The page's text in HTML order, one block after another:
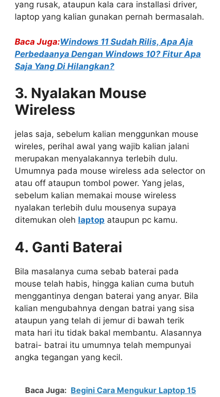
yang rusak, ataupun kala cara installasi driver,
laptop yang kalian gunakan pernah bermasalah.
Baca Juga:Windows 11 Sudah Rilis, Apa Aja
Perbedaanya Dengan Windows 10? Fitur Apa
Saja Yang Di Hilangkan?
3. Nyalakan Mouse
Wireless
jelas saja, sebelum kalian menggunkan mouse
wireles, perihal awal yang wajib kalian jalani
merupakan menyalakannya terlebih dulu.
Umumnya pada mouse wireless ada selector on
atau off ataupun tombol power. Yang jelas,
sebelum kalian memakai mouse wireless
nyalakan terlebih dulu mousenya supaya
ditemukan oleh laptop ataupun pc kamu.
4. Ganti Baterai
Bila masalanya cuma sebab baterai pada
mouse telah habis, hingga kalian cuma butuh
menggantinya dengan baterai yang anyar. Bila
kalian mengubahnya dengan batrai yang sisa
ataupun yang telah di jemur di bawah terik
mata hari itu tidak bakal membantu. Alasannya
batrai- batrai itu umumnya telah mempunyai
angka tegangan yang kecil.
Baca Juga: Begini Cara Mengukur Laptop 15